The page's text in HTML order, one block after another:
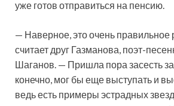
уже готов отправиться на пенсию.
— Наверное, это очень
считает друг Газманова, поэт-
Шаганов. — Пришла пора засесть
конечно, мог бы еще выступать и
ведь есть примеры эстрадных